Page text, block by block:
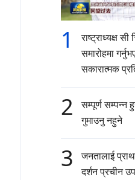
1
राष्ट्राध्यक्ष
समारोहमा
सकारात्मक
2
सम्पूर्ण सम्पन्न
गुमाउनु नहुने
3
जनतालाई
दर्शन प्रचीन